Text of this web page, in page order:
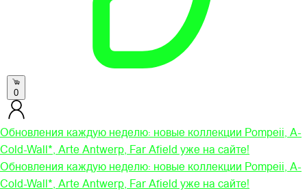
0
Обновления каждую неделю: новые коллекции Pompeii, A-
Cold-Wall*, Arte Antwerp, Far Afield уже на сайте!
Обновления каждую неделю: новые коллекции Pompeii, A-
Cold-Wall*, Arte Antwerp, Far Afield уже на сайте!